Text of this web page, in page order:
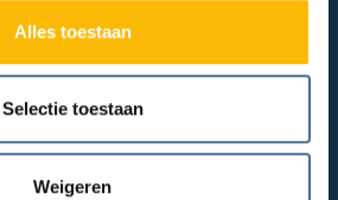
Alles toestaan
Selectie toestaan
Weigeren